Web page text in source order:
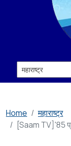
Home
महाराष्ट्र
[Saam TV]'85